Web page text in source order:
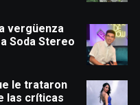
vergüenza
Soda Stereo
le trataron
las críticas